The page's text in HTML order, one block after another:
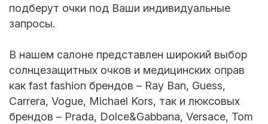
подберут очки под Ваши индивидуальные
запросы.
В нашем салоне представлен широкий выбор
солнцезащитных очков и медицинских оправ
как fast fashion брендов – Ray Ban, Guess,
Carrera, Vogue, Michael Kors, так и люксовых
брендов – Prada, Dolce&Gabbana, Versace, Tom